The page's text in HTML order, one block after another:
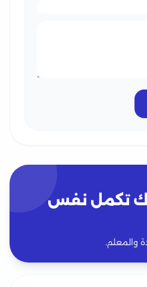
تكمل نفس
والمعلم.